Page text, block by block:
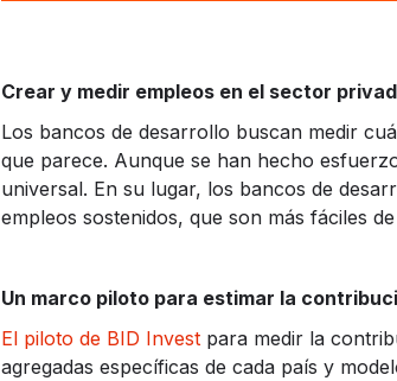
Crear y medir empleos en el sector
Los bancos de desarrollo buscan medir
que parece. Aunque se han hecho
universal. En su lugar, los bancos de
empleos sostenidos, que son más fáciles
Un marco piloto para estimar la
El piloto de BID Invest para medir la
agregadas específicas de cada país y